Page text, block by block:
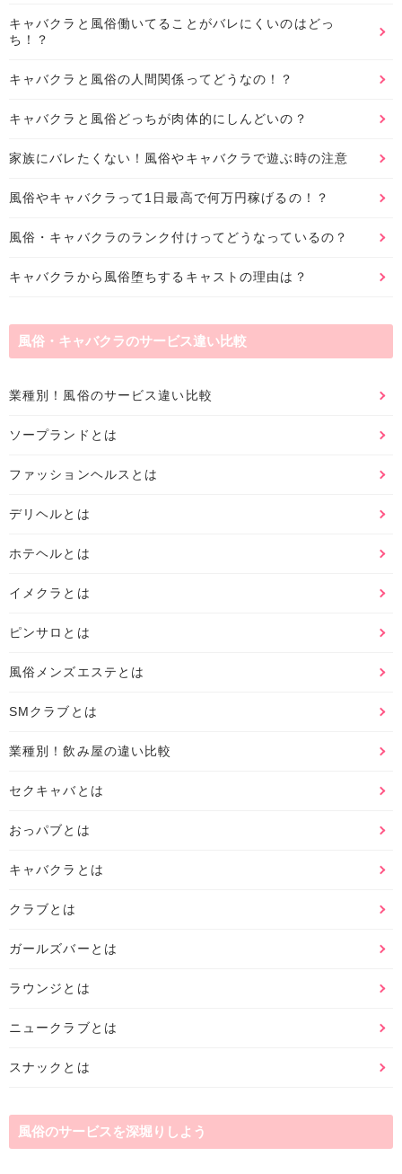
キャバクラと風俗働いてることがバレにくいのはどっ
ち！？
キャバクラと風俗の人間関係ってどうなの！？
キャバクラと風俗どっちが肉体的にしんどいの？
家族にバレたくない！風俗やキャバクラで遊ぶ時の注意
風俗やキャバクラって1日最高で何万円稼げるの！？
風俗・キャバクラのランク付けってどうなっているの？
キャバクラから風俗堕ちするキャストの理由は？
風俗・キャバクラのサービス違い比較
業種別！風俗のサービス違い比較
ソープランドとは
ファッションヘルスとは
デリヘルとは
ホテヘルとは
イメクラとは
ピンサロとは
風俗メンズエステとは
SMクラブとは
業種別！飲み屋の違い比較
セクキャバとは
おっパブとは
キャバクラとは
クラブとは
ガールズバーとは
ラウンジとは
ニュークラブとは
スナックとは
風俗のサービスを深堀りしよう